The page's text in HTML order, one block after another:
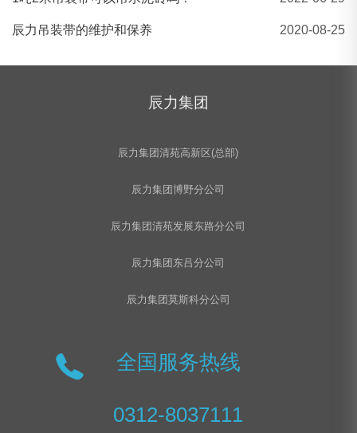
辰力吊装带的维护和保养 2020-08-25
辰力集团
辰力集团清苑高新区(总部)
辰力集团博野分公司
辰力集团清苑发展东路分公司
辰力集团东吕分公司
辰力集团莫斯科分公司
全国服务热线
0312-8037111